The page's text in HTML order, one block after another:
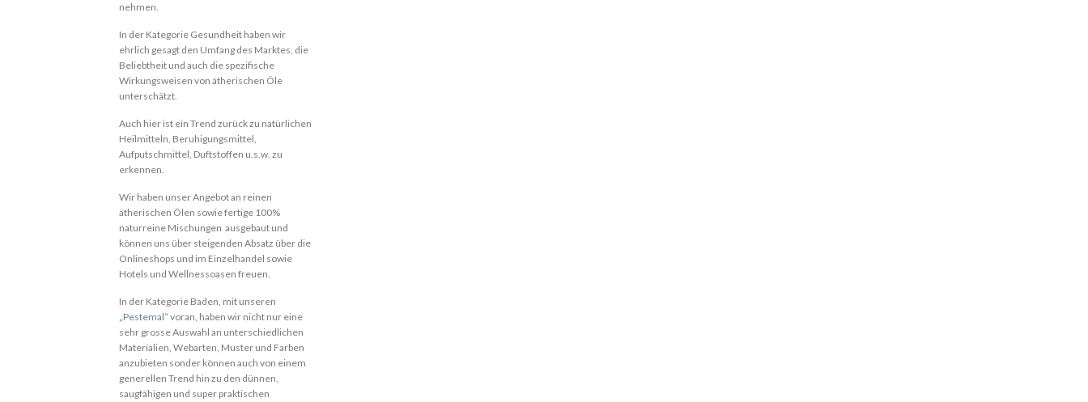
nehmen.
In der Kategorie Gesundheit haben wir
ehrlich gesagt den Umfang des Marktes, die
Beliebtheit und auch die spezifische
Wirkungsweisen von ätherischen Öle
unterschätzt.
Auch hier ist ein Trend zurück zu natürlichen
Heilmitteln, Beruhigungsmittel,
Aufputschmittel, Duftstoffen u.s.w. zu
erkennen.
Wir haben unser Angebot an reinen
ätherischen Ölen sowie fertige 100%
naturreine Mischungen ausgebaut und
können uns über steigenden Absatz über die
Onlineshops und im Einzelhandel sowie
Hotels und Wellnessoasen freuen.
In der Kategorie Baden, mit unseren
„Pestemal“voran, haben wir nicht nur eine
sehr grosse Auswahl an unterschiedlichen
Materialien, Webarten, Muster und Farben
anzubieten sonder können auch von einem
generellen Trend hin zu den dünnen,
saugfähigen und super praktischen